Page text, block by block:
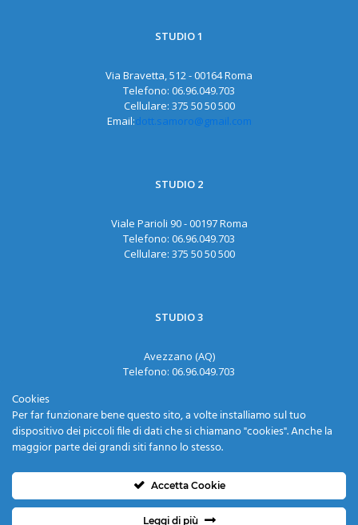
STUDIO 1
Via Bravetta, 512 - 00164 Roma
Telefono: 06.96.049.703
Cellulare: 375 50 50 500
Email:dott.samoro@gmail.com
STUDIO 2
Viale Parioli 90 - 00197 Roma
Telefono: 06.96.049.703
Cellulare: 375 50 50 500
STUDIO 3
Avezzano (AQ)
Telefono: 06.96.049.703
Brazil System Srl © 2026 |Privacy PolicyeCookies Policy|
Cookies
Per far funzionare bene questo sito, a volte installiamo sul tuo
dispositivo dei piccoli file di dati che si chiamano "cookies". Anche la
maggior parte dei grandi siti fanno lo stesso.
Accetta Cookie
Leggi di più